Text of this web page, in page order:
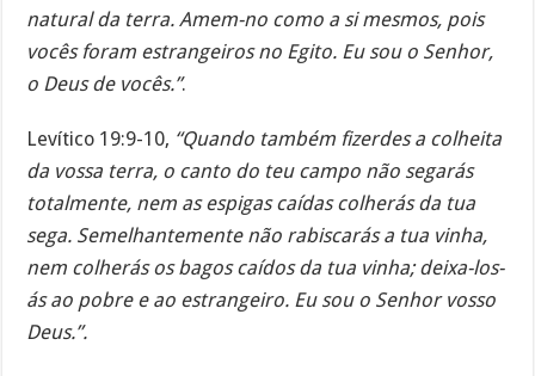
natural da terra. Amem-no como a si mesmos, pois
vocês foram estrangeiros no Egito. Eu sou o Senhor,
o Deus de vocês.”.
Levítico 19:9-10, “Quando também fizerdes a colheita
da vossa terra, o canto do teu campo não segarás
totalmente, nem as espigas caídas colherás da tua
sega. Semelhantemente não rabiscarás a tua vinha,
nem colherás os bagos caídos da tua vinha; deixa-los-
ás ao pobre e ao estrangeiro. Eu sou o Senhor vosso
Deus.”.